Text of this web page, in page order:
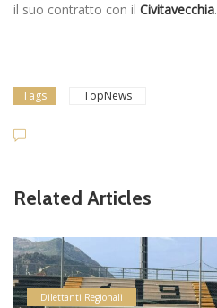
il suo contratto con il Civitavecchia.
Tags TopNews
Related Articles
Dilettanti Regionali